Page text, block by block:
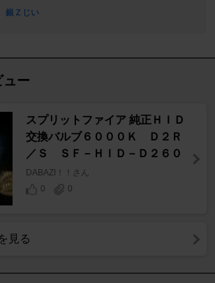
銀Ｚじい
ュー
スプリットファイア 純正ＨＩＤ
交換バルブ６０００Ｋ Ｄ２Ｒ
／Ｓ ＳＦ－ＨＩＤ－Ｄ２６０
DABAZI！！さん
0
0
見る